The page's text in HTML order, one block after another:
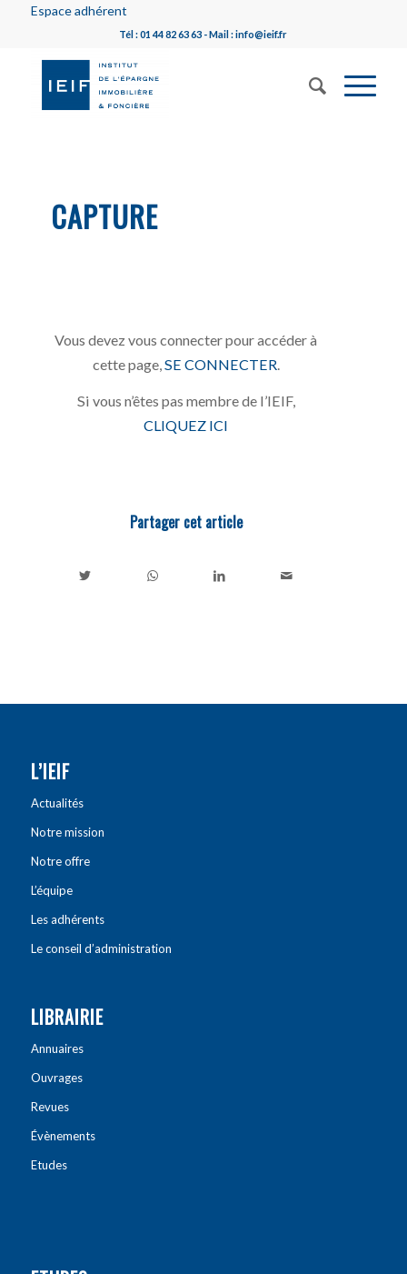
Espace adhérent
Tél : 01 44 82 63 63 - Mail : info@ieif.fr
CAPTURE
Vous devez vous connecter pour accéder à
cette page, SE CONNECTER
Si vous n’êtes pas membre de l’IEIF,
CLIQUEZ ICI
Partager cet article
L’IEIF
Actualités
Notre mission
Notre offre
L’équipe
Les adhérents
Le conseil d’administration
LIBRAIRIE
Annuaires
Ouvrages
Revues
Évènements
Etudes